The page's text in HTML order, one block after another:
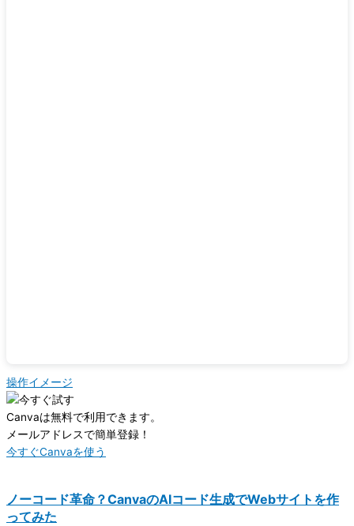
操作イメージ
Canvaは無料で利用できます。
メールアドレスで簡単登録！
今すぐCanvaを使う
ノーコード革命？CanvaのAIコード生成でWebサイトを作
ってみた